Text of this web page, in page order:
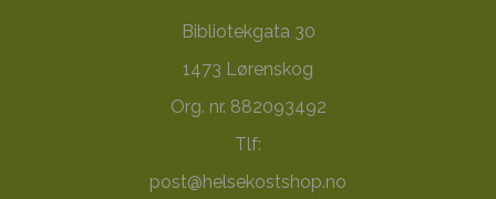
Bibliotekgata 30
1473 Lørenskog
Org. nr. 882093492
Tlf:
post@helsekostshop.no